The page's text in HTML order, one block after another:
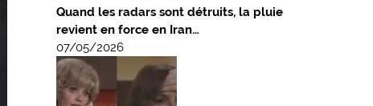
Quand les radars sont détruits, la pluie
revient en force en Iran…
07/05/2026